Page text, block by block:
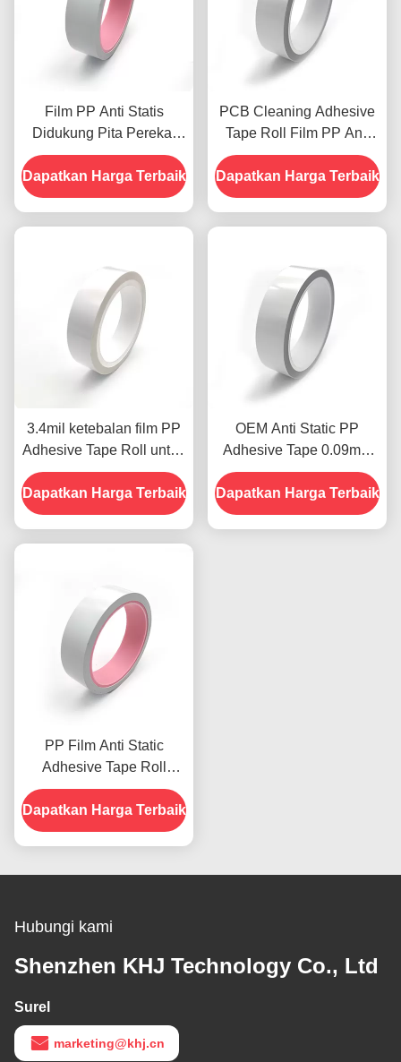
Film PP Anti Statis
Didukung Pita Perekat
Akrilik Gulungan Silikon
Gratis OEM ODM
Dapatkan Harga Terbaik
PCB Cleaning Adhesive
Tape Roll Film PP Anti
Statis 0.09mm Sticky Roll
Tape
Dapatkan Harga Terbaik
3.4mil ketebalan film PP
Adhesive Tape Roll untuk
elektronik bersih
Dapatkan Harga Terbaik
OEM Anti Static PP
Adhesive Tape 0.09mm
akrilik Silikon Gratis
Dapatkan Harga Terbaik
PP Film Anti Static
Adhesive Tape Roll
0,085mm Debit
elektrostatik rendah
Dapatkan Harga Terbaik
Hubungi kami
Shenzhen KHJ Technology Co., Ltd
Surel
marketing@khj.cn